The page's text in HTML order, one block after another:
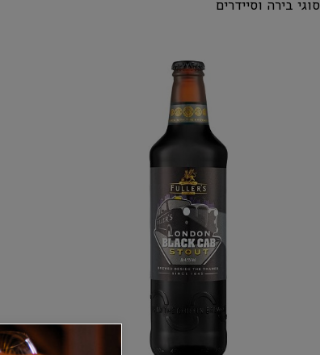
סוגי בירה וסיידרים